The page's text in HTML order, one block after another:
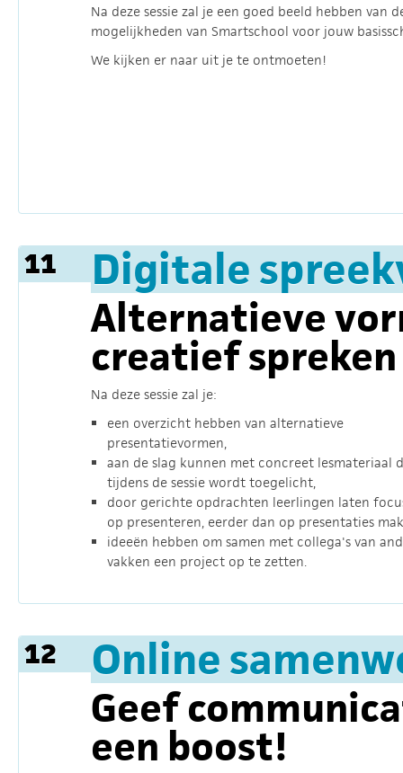
Na deze sessie zal je een goed beeld hebben van
mogelijkheden van Smartschool voor jouw
We kijken er naar uit je te ontmoeten!
11 Digitale
Alternatieve
creatief spreken
Na deze sessie zal je:
een overzicht hebben van alternatieve
presentatievormen,
aan de slag kunnen met concreet lesmateriaal
tijdens de sessie wordt toegelicht,
door gerichte opdrachten leerlingen laten
op presenteren, eerder dan op presentaties
ideeën hebben om samen met collega's van
vakken een project op te zetten.
12 Online
Geef
een boost!